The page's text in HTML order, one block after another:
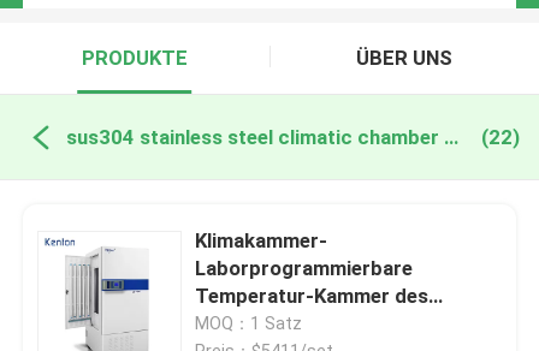
PRODUKTE ÜBER UNS
sus304 stainless steel climatic chamber online manufacture (22)
Klimakammer-
Laborprogrammierbare
Temperatur-Kammer des
Edelstahl-SUS304
MOQ：1 Satz